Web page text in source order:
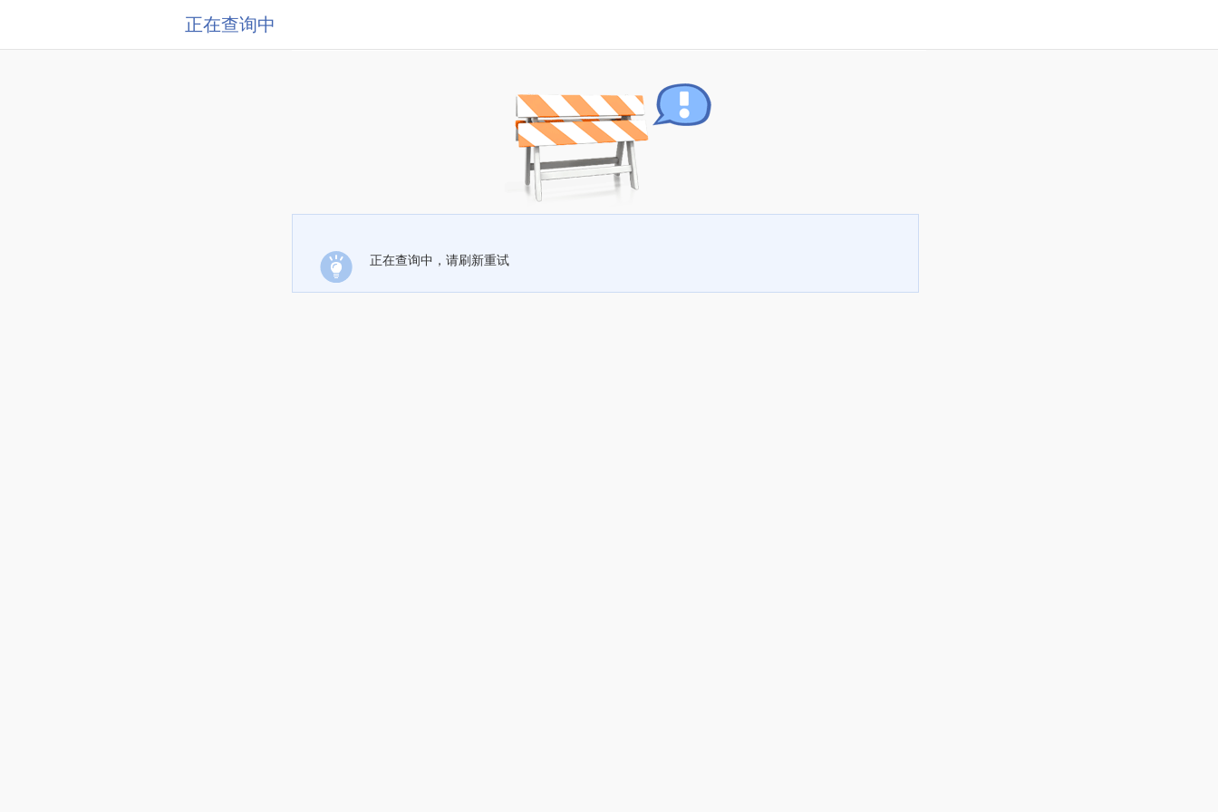
正在查询中
正在查询中，请刷新重试